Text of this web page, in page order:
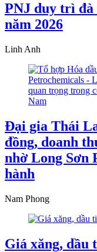
PNJ duy trì
năm 2026
Linh Anh
Đại gia Thái
đồng, doanh
nhờ Long Sơn
hành
Nam Phong
Giá xăng, dầu